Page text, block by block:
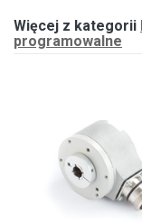
Więcej z kategorii
programowalne